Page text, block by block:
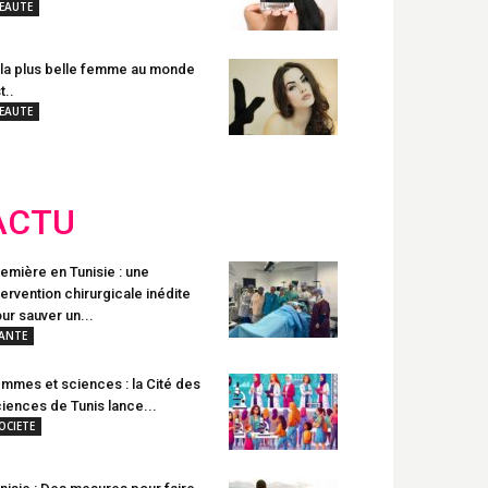
la plus belle femme au monde
en Tunisie : une
chirurgicale inédite
sauver un...
et sciences : la Cité des
de Tunis lance...